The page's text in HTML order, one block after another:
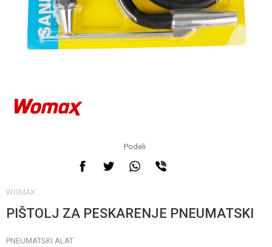
Podeli
WOMAX
PIŠTOLJ ZA PESKARENJE PNEUMATSKI
PNEUMATSKI ALAT